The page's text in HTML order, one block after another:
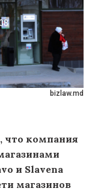
bizlaw.md
что компания
и Slavena
магазинов